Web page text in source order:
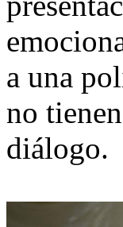
a una
no
diálogo.